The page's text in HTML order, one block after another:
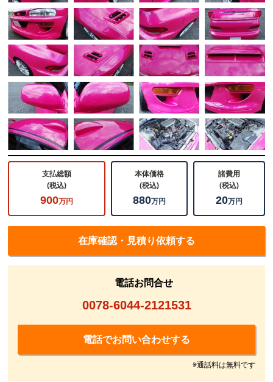
支払総額
(税込)
900万円
本体価格
(税込)
880万円
諸費用
(税込)
20万円
在庫確認・見積り依頼する
電話お問合せ
0078-6044-2121531
電話でお問い合わせする
※通話料は無料です